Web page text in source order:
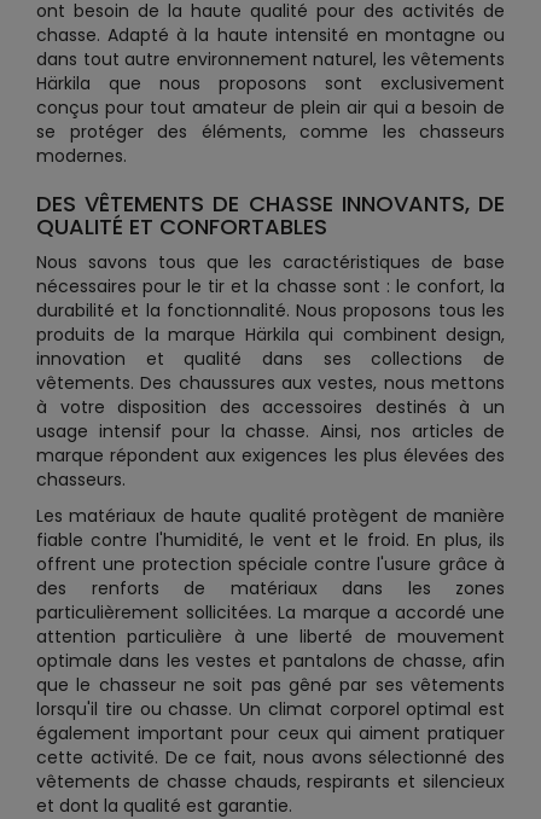
ont besoin de la haute qualité pour des activités de
chasse. Adapté à la haute intensité en montagne ou
dans tout autre environnement naturel, les vêtements
Härkila que nous proposons sont exclusivement
conçus pour tout amateur de plein air qui a besoin de
se protéger des éléments, comme les chasseurs
modernes.
DES VÊTEMENTS DE CHASSE INNOVANTS, DE
QUALITÉ ET CONFORTABLES
Nous savons tous que les caractéristiques de base
nécessaires pour le tir et la chasse sont : le confort, la
durabilité et la fonctionnalité. Nous proposons tous les
produits de la marque Härkila qui combinent design,
innovation et qualité dans ses collections de
vêtements. Des chaussures aux vestes, nous mettons
à votre disposition des accessoires destinés à un
usage intensif pour la chasse. Ainsi, nos articles de
marque répondent aux exigences les plus élevées des
chasseurs.
Les matériaux de haute qualité protègent de manière
fiable contre l'humidité, le vent et le froid. En plus, ils
offrent une protection spéciale contre l'usure grâce à
des renforts de matériaux dans les zones
particulièrement sollicitées. La marque a accordé une
attention particulière à une liberté de mouvement
optimale dans les vestes et pantalons de chasse, afin
que le chasseur ne soit pas gêné par ses vêtements
lorsqu'il tire ou chasse. Un climat corporel optimal est
également important pour ceux qui aiment pratiquer
cette activité. De ce fait, nous avons sélectionné des
vêtements de chasse chauds, respirants et silencieux
et dont la qualité est garantie.